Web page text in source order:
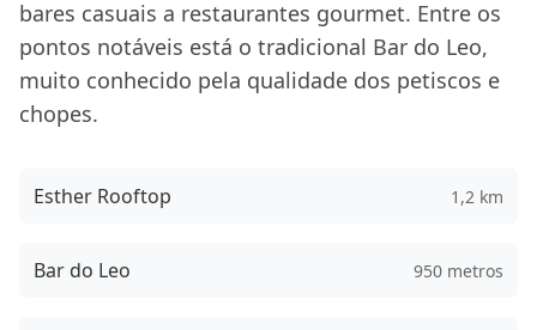
bares casuais a restaurantes gourmet. Entre os
pontos notáveis está o tradicional Bar do Leo,
muito conhecido pela qualidade dos petiscos e
chopes.
Esther Rooftop 1,2 km
Bar do Leo 950 metros